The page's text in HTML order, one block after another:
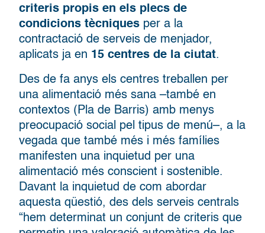
criteris propis en els plecs de
condicions tècniques per a la
contractació de serveis de menjador,
aplicats ja en 15 centres de la ciutat.
Des de fa anys els centres treballen per
una alimentació més sana –també en
contextos (Pla de Barris) amb menys
preocupació social pel tipus de menú–, a la
vegada que també més i més famílies
manifesten una inquietud per una
alimentació més conscient i sostenible.
Davant la inquietud de com abordar
aquesta qüestió, des dels serveis centrals
“hem determinat un conjunt de criteris que